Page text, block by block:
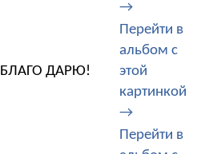
→
БЛАГО ДАРЮ!
Перейти в
альбом с
этой
картинкой
→
Перейти в